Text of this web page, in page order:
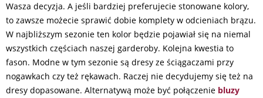
Wasza decyzja. A jeśli bardziej preferujecie stonowane kolory,
to zawsze możecie sprawić dobie komplety w odcieniach brązu.
W najbliższym sezonie ten kolor będzie pojawiał się na niemal
wszystkich częściach naszej garderoby. Kolejna kwestia to
fason. Modne w tym sezonie są dresy ze ściągaczami przy
nogawkach czy też rękawach. Raczej nie decydujemy się też na
dresy dopasowane. Alternatywą może być połączenie bluzy